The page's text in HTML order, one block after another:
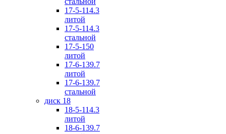
17-5-114.3
литой
17-5-114.3
стальной
17-5-150
литой
17-6-139.7
литой
17-6-139.7
стальной
диск 18
18-5-114.3
литой
18-6-139.7